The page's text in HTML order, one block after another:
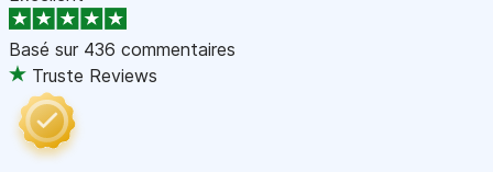
Basé sur 436 commentaires
Truste Reviews